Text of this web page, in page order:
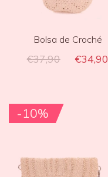
Bolsa de Croché
€37,90 €34,90
-10%